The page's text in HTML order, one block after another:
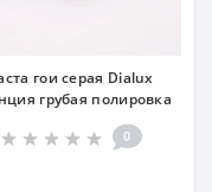
гои серая Dialux
грубая полировка
0